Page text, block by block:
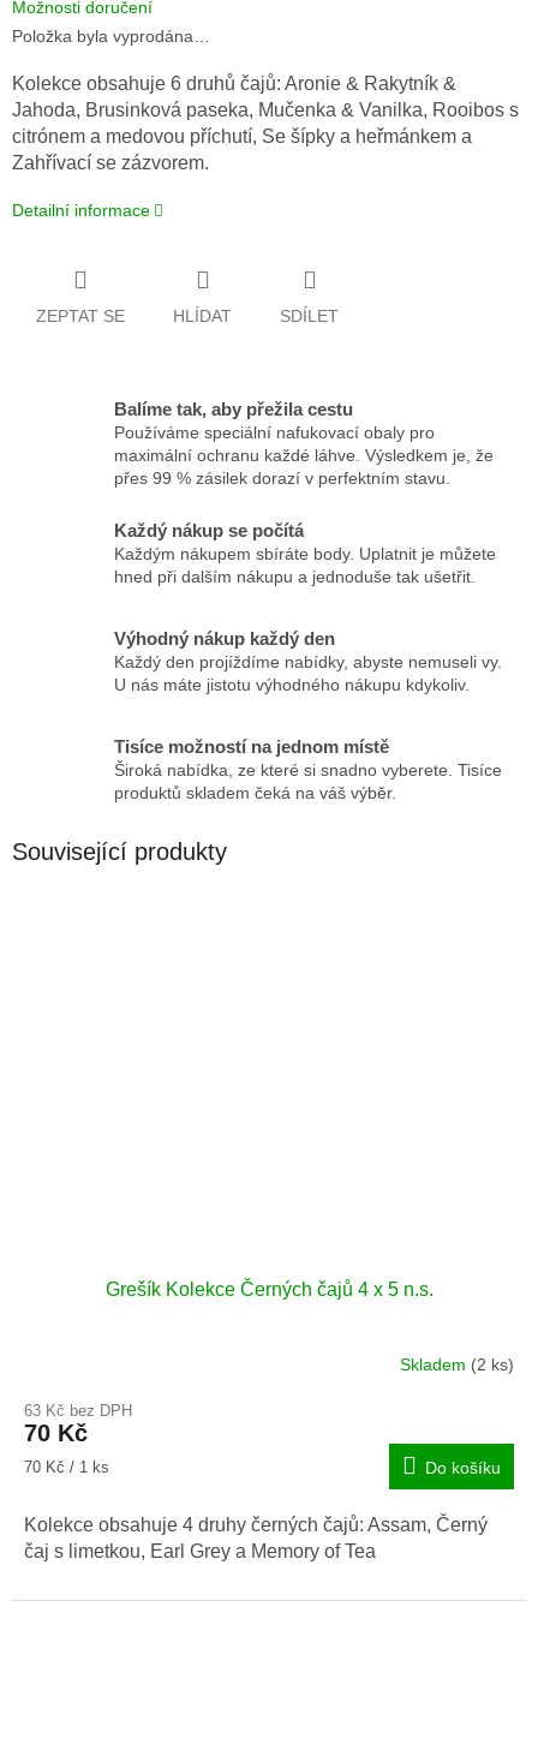
Možnosti doručení
Položka byla vyprodána…
Kolekce obsahuje 6 druhů čajů: Aronie & Rakytník &
Jahoda, Brusinková paseka, Mučenka & Vanilka, Rooibos s
citrónem a medovou příchutí, Se šípky a heřmánkem a
Zahřívací se zázvorem.
Detailní informace
ZEPTAT SE HLÍDAT SDÍLET
Balíme tak, aby přežila cestu
Používáme speciální nafukovací obaly pro
maximální ochranu každé láhve. Výsledkem je, že
přes 99 % zásilek dorazí v perfektním stavu.
Každý nákup se počítá
Každým nákupem sbíráte body. Uplatnit je můžete
hned při dalším nákupu a jednoduše tak ušetřit.
Výhodný nákup každý den
Každý den projíždíme nabídky, abyste nemuseli vy.
U nás máte jistotu výhodného nákupu kdykoliv.
Tisíce možností na jednom místě
Široká nabídka, ze které si snadno vyberete. Tisíce
produktů skladem čeká na váš výběr.
Související produkty
Grešík Kolekce Černých čajů 4 x 5 n.s.
Skladem (2 ks)
63 Kč bez DPH
70 Kč
Měrná
70 Kč / 1 ks Do košíku
Kolekce obsahuje 4 druhy černých čajů: Assam, Černý
čaj s limetkou, Earl Grey a Memory of Tea